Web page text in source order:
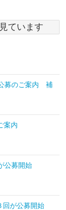
ています
募のご案内 補
案内
公募開始
回が公募開始